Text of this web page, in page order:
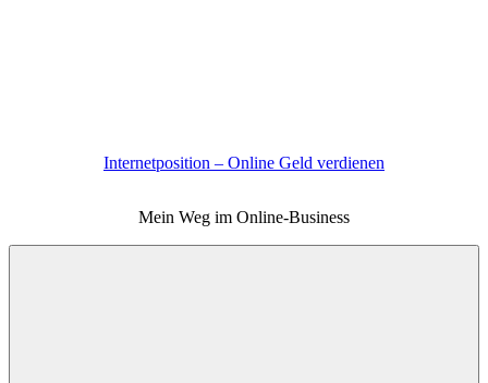
Internetposition – Online Geld verdienen
Mein Weg im Online-Business